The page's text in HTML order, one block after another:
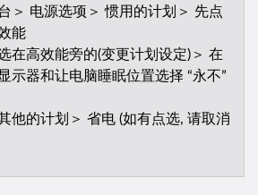
＞ 电源选项＞ 惯用的计划＞ 先点
能
在高效能旁的(变更计划设定)＞ 在
示器和让电脑睡眠位置选择 “永不”
他的计划＞ 省电 (如有点选, 请取消